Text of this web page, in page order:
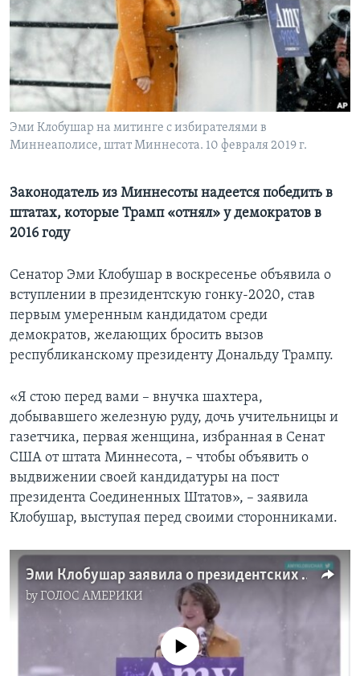
Learning English
СОЦИАЛЬНЫЕ СЕТИ
Языки
Эми Клобушар на митинге с избирателями в
Миннеаполисе, штат Миннесота. 10 февраля 2019 г.
Законодатель из Миннесоты надеется победить в
штатах, которые Трамп «отнял» у демократов в
2016 году
Сенатор Эми Клобушар в воскресенье объявила о
вступлении в президентскую гонку-2020, став
первым умеренным кандидатом среди
демократов, желающих бросить вызов
республиканскому президенту Дональду Трампу.
«Я стою перед вами – внучка шахтера,
добывавшего железную руду, дочь учительницы и
газетчика, первая женщина, избранная в Сенат
США от штата Миннесота, – чтобы объявить о
выдвижении своей кандидатуры на пост
президента Соединенных Штатов», – заявила
Клобушар, выступая перед своими сторонниками.
Эми Клобушар заявила о президентских амбициях
byГОЛОС АМЕРИКИ
No media source currently available